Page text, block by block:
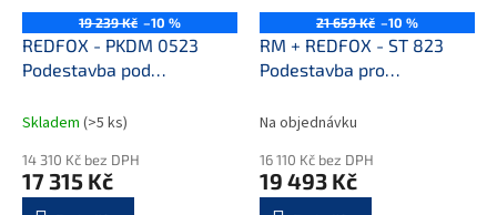
19 239 Kč –10 %
REDFOX - PKDM 0523
Podestavba pod
0523
Skladem (>5 ks)
14 310 Kč bez DPH
17 315 Kč
21 659 Kč –10 %
RM + REDFOX - ST 823
Podestavba pro
GN 2/3
Na objednávku
16 110 Kč bez DPH
19 493 Kč